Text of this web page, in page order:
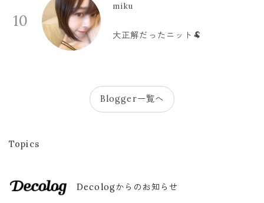
10
miku
大正解だったニット🐏
Blogger一覧へ
Topics
Decologからのお知らせ